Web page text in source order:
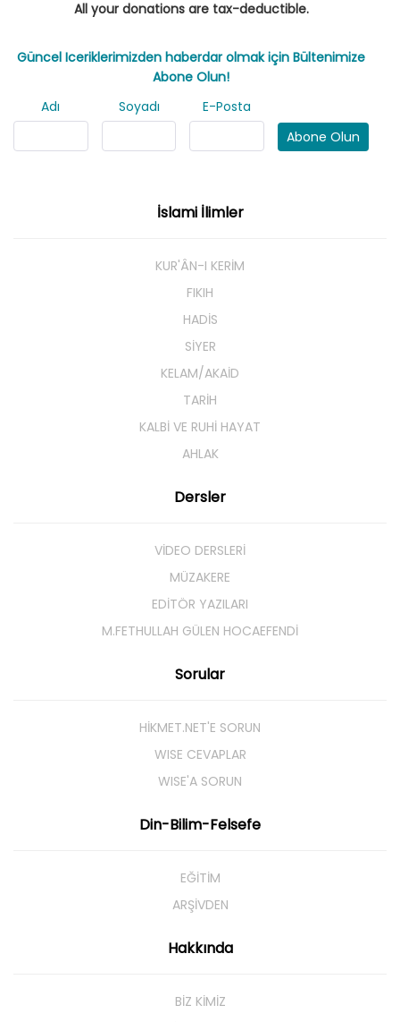
All your donations are tax-deductible.
Güncel Iceriklerimizden haberdar olmak için Bültenimize
Abone Olun!
Adı
Soyadı
E-Posta
Abone Olun
İslami İlimler
KUR'ÂN-I KERİM
FIKIH
HADİS
SİYER
KELAM/AKAİD
TARİH
KALBİ VE RUHİ HAYAT
AHLAK
Dersler
VİDEO DERSLERİ
MÜZAKERE
EDİTÖR YAZILARI
M.FETHULLAH GÜLEN HOCAEFENDI
Sorular
HIKMET.NET'E SORUN
WISE CEVAPLAR
WISE'A SORUN
Din-Bilim-Felsefe
EĞITIM
ARŞIVDEN
Hakkında
BIZ KIMIZ